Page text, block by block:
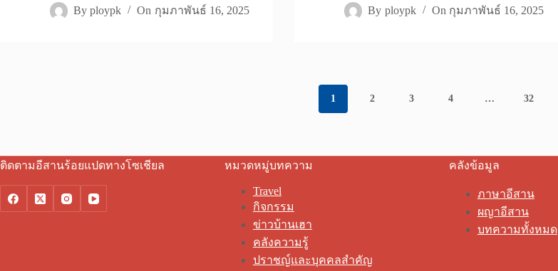
By ploypk On กุมภาพันธ์ 16, 2025
By ploypk On กุมภาพันธ์ 16, 2025
1 2 3 4 … 32
ติดตามอีสานร้อยแปดทางโซเชียล หมวดหมู่บทความ
Travel
กิจกรรม
ข่าวบ้านเฮา
คลังความรู้
ปราชญ์และบุคคลสำคัญ
คลังข้อมูล
ภาษาอีสาน
ผญาอีสาน
บทความทั้งหมด